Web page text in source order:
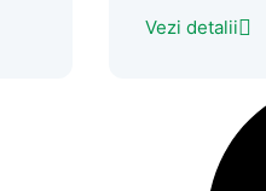
Vezi detalii